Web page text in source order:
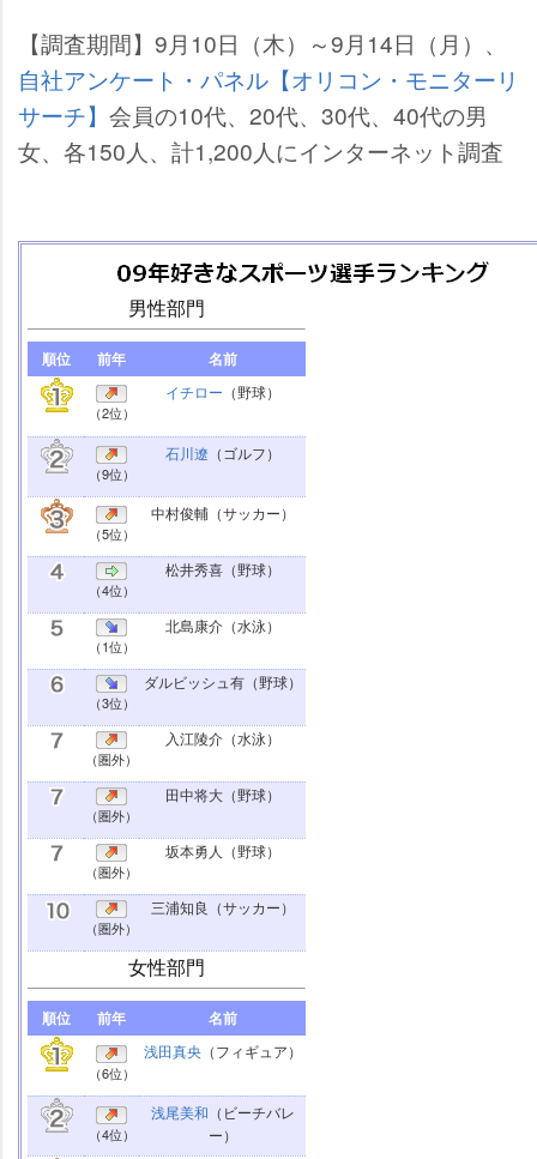
【調査期間】9月10日（木）～9月14日（月）、
自社アンケート・パネル【オリコン・モニターリ
サーチ】 会員の10代、20代、30代、40代の男
女、各150人、計1,200人にインターネット調査
男性部門
順位 前年 名前
（2位）
イチロー （野球）
（9位）
石川遼 （ゴルフ）
（5位）
中村俊輔（サッカー）
（4位）
松井秀喜（野球）
（1位）
北島康介（水泳）
（3位）
ダルビッシュ有（野球）
（圏外）
入江陵介（水泳）
（圏外）
田中将大（野球）
（圏外）
坂本勇人 （野球）
（圏外）
三浦知良 （サッカー）
女性部門
順位 前年 名前
（6位）
浅田真央（フィギュア）
（4位）
浅尾美和 （ビーチバレ
ー）